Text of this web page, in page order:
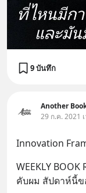
9 บันทึก
Another
29 ก.ค. 2021
Innovation
WEEKLY
คับผม สัปดาห์นี้ข